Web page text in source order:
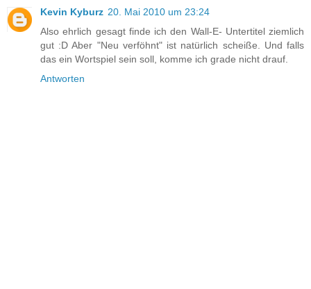
Kevin Kyburz 20. Mai 2010 um 23:24
Also ehrlich gesagt finde ich den Wall-E- Untertitel ziemlich
gut :D Aber "Neu verföhnt" ist natürlich scheiße. Und falls
das ein Wortspiel sein soll, komme ich grade nicht drauf.
Antworten